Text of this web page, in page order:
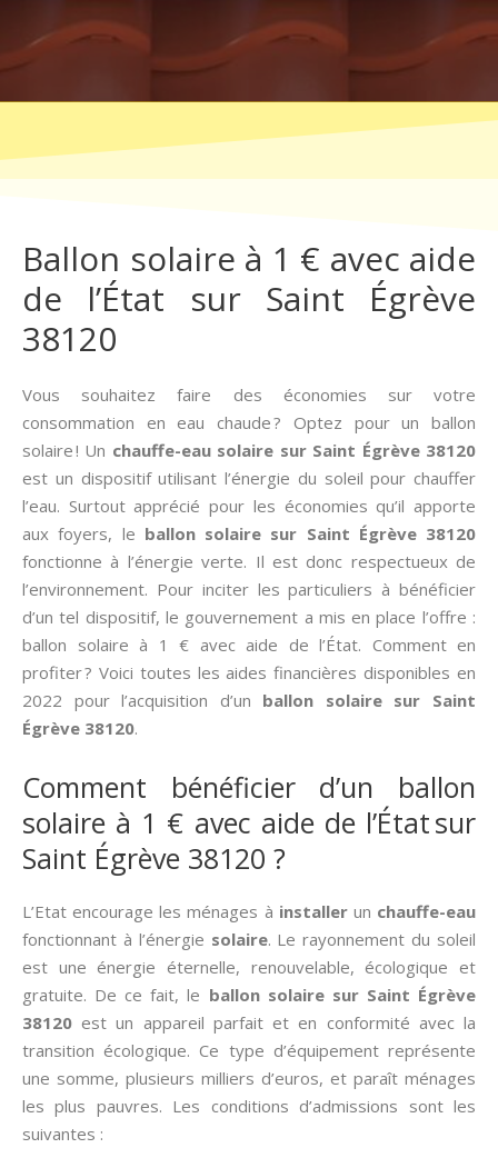
Ballon solaire à 1 € avec aide
de l’État sur Saint Égrève
38120
Vous souhaitez faire des économies sur votre
consommation en eau chaude ? Optez pour un ballon
solaire ! Un chauffe-eau solaire sur Saint Égrève 38120
est un dispositif utilisant l’énergie du soleil pour chauffer
l’eau. Surtout apprécié pour les économies qu’il apporte
aux foyers, le ballon solaire sur Saint Égrève 38120
fonctionne à l’énergie verte. Il est donc respectueux de
l’environnement. Pour inciter les particuliers à bénéficier
d’un tel dispositif, le gouvernement a mis en place l’offre :
ballon solaire à 1 € avec aide de l’État. Comment en
profiter ? Voici toutes les aides financières disponibles en
2022 pour l’acquisition d’un ballon solaire sur Saint
Égrève 38120.
Comment bénéficier d’un ballon
solaire à 1 € avec aide de l’État sur
Saint Égrève 38120 ?
L’Etat encourage les ménages à installerun chauffe-eau
fonctionnant à l’énergie solaire. Le rayonnement du soleil
est une énergie éternelle, renouvelable, écologique et
gratuite. De ce fait, le ballon solaire sur Saint Égrève
38120 est un appareil parfait et en conformité avec la
transition écologique. Ce type d’équipement représente
une somme, plusieurs milliers d’euros, et paraît ménages
les plus pauvres. Les conditions d’admissions sont les
suivantes :